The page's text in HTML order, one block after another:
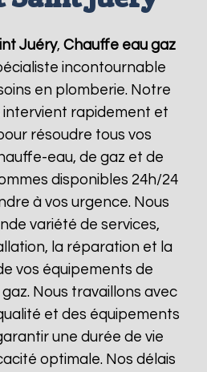
Juéry, Chauffe eau gaz
incontournable
en plomberie. Notre
rapidement et
résoudre tous vos
eau, de gaz et de
disponibles 24h/24
à vos urgence. Nous
variété de services,
la réparation et la
vos équipements de
Nous travaillons avec
et des équipements
une durée de vie
optimale. Nos délais